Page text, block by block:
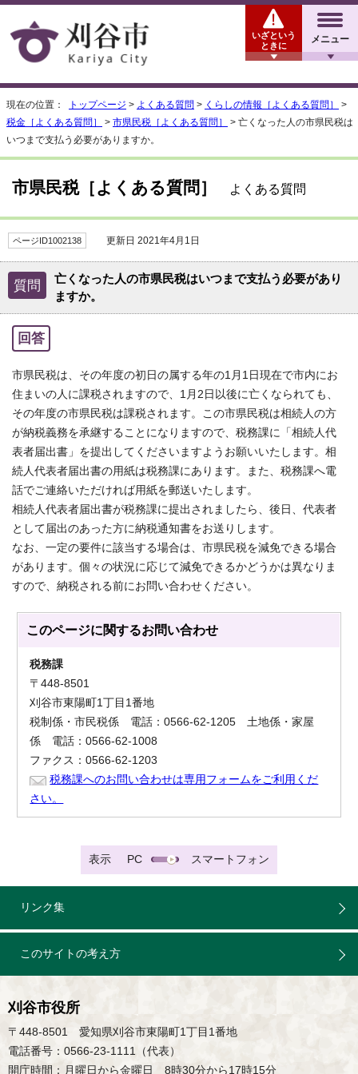
メニュー
いざという
ときに
現在の位置： トップページ > よくある質問 > くらしの情報［よくある質問］
>
税金［よくある質問］
> 市県民税［よくある質問］
> 亡くなった人の市県民税は
いつまで支払う必要がありますか。
市県民税［よくある質問］ よくある質問
ページID1002138 更新日 2021年4月1日
質問
亡くなった人の市県民税はいつまで支払う必要があり
ますか。
回答
市県民税は、その年度の初日の属する年の1月1日現在で市内にお
住まいの人に課税されますので、1月2日以後に亡くなられても、
その年度の市県民税は課税されます。この市県民税は相続人の方
が納税義務を承継することになりますので、税務課に「相続人代
表者届出書」を提出してくださいますようお願いいたします。相
続人代表者届出書の用紙は税務課にあります。また、税務課へ電
話でご連絡いただければ用紙を郵送いたします。
相続人代表者届出書が税務課に提出されましたら、後日、代表者
として届出のあった方に納税通知書をお送りします。
なお、一定の要件に該当する場合は、市県民税を減免できる場合
があります。個々の状況に応じて減免できるかどうかは異なりま
すので、納税される前にお問い合わせください。
このページに関するお問い合わせ
税務課
〒448-8501
刈谷市東陽町1丁目1番地
税制係・市民税係 電話：0566-62-1205 土地係・家屋
係 電話：0566-62-1008
ファクス：0566-62-1203
税務課へのお問い合わせは専用フォームをご利用くだ
さい。
表示 PC スマートフォン
リンク集
このサイトの考え方
刈谷市役所
〒448-8501 愛知県刈谷市東陽町1丁目1番地
電話番号：0566-23-1111（代表）
開庁時間：月曜日から金曜日 8時30分から17時15分